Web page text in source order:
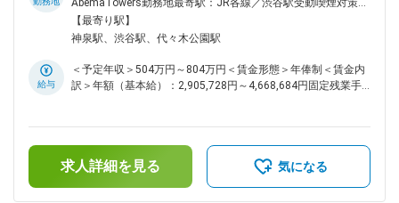
https://about.ameba.jp/ 本ポジションは、AmebaLIFE事業本部
で運営している以下領域における「 プロダクト価値の最大化
ズやマーケットの変化に応じて、プロダクトの戦略設計からグ
ロース施策の実行、機能開発やコンテンツ企画、数値分析によ
・新規開拓～既存顧客の深耕営業 ・案件進行・社内外関係者
との調整・実行ディレクション ・広告商品企画・開発 ・営業
チームマネジメント など ■チームの文化 ◎フラットでオープ
ン：役職や年次に関係なく意見交換が活発な環境 ◎挑戦を歓
AbemaTowers勤務地最寄駅：JR各線／渋谷駅受動喫煙対策：
屋内喫煙可能場所あり変更の範囲：会社の定める事業所（リモ
ートワーク含む）
【最寄り駅】
神泉駅、渋谷駅、代々木公園駅
給与
＜予定年収＞504万円～804万円＜賃金形態＞年俸制＜賃金内
訳＞年額（基本給）：2,905,728円～4,668,684円固定残業手
有無＞有＜残業手当＞有＜給与補足＞※経験・能力を考慮の
上、当社規定により優遇します。※半期ごとの目標管理制度を
導入しており、評価に応じて年俸を見直します。■給与改定
求人詳細を見る 気になる